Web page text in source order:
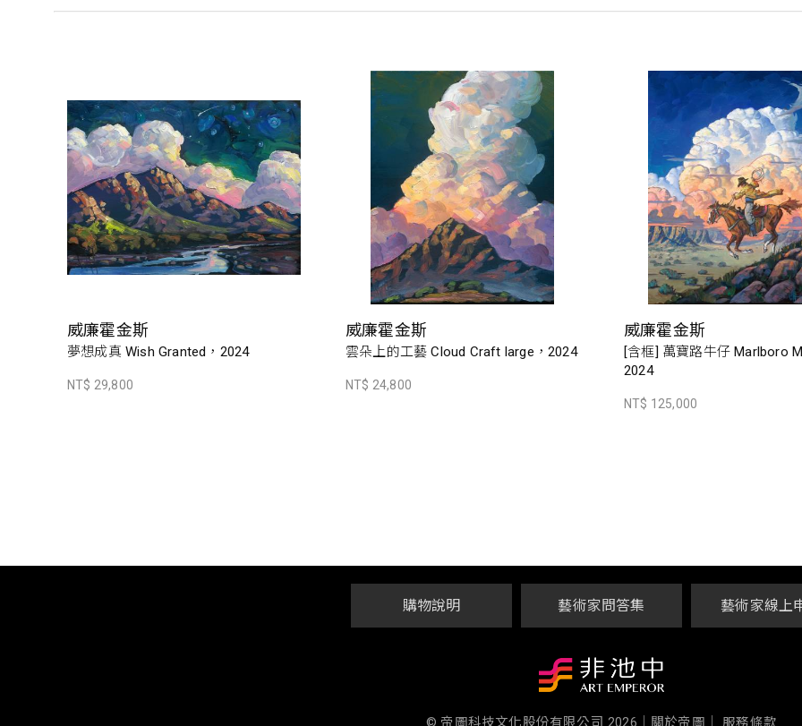
威廉霍金斯
夢想成真 Wish Granted，2024
NT$ 29,800
威廉霍金斯
雲朵上的工藝 Cloud Craft large，2024
NT$ 24,800
威廉霍金斯
[含框] 萬寶路牛仔 Marlboro
2024
NT$ 125,000
購物說明 藝術家問答集 藝術家線上
© 帝圖科技文化股份有限公司 2026 關於帝圖｜ 服務條款